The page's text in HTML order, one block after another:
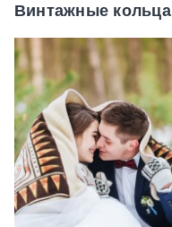
Винтажные кольца